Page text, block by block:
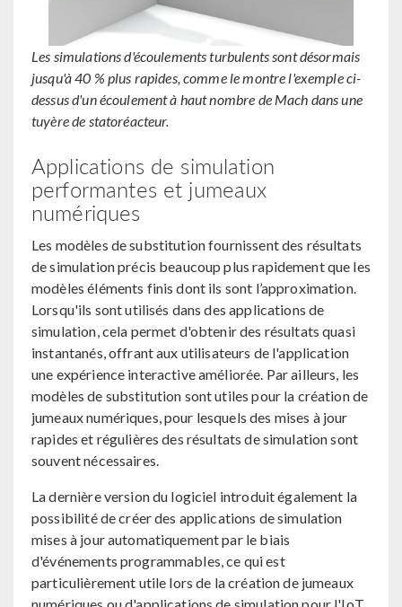
Les simulations d'écoulements turbulents sont désormais
jusqu'à 40 % plus rapides, comme le montre l'exemple ci-
dessus d'un écoulement à haut nombre de Mach dans une
tuyère de statoréacteur.
Applications de simulation
performantes et jumeaux
numériques
Les modèles de substitution fournissent des résultats
de simulation précis beaucoup plus rapidement que les
modèles éléments finis dont ils sont l’approximation.
Lorsqu'ils sont utilisés dans des applications de
simulation, cela permet d'obtenir des résultats quasi
instantanés, offrant aux utilisateurs de l'application
une expérience interactive améliorée. Par ailleurs, les
modèles de substitution sont utiles pour la création de
jumeaux numériques, pour lesquels des mises à jour
rapides et régulières des résultats de simulation sont
souvent nécessaires.
La dernière version du logiciel introduit également la
possibilité de créer des applications de simulation
mises à jour automatiquement par le biais
d'événements programmables, ce qui est
particulièrement utile lors de la création de jumeaux